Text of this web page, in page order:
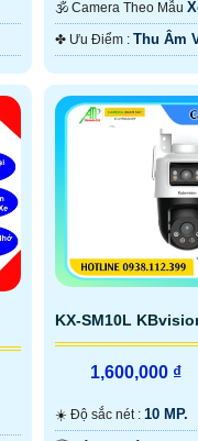
🕉️ Camera Theo Mẫu
️✤ Ưu Điểm : Thu Âm
KX-SM10L
1,600,000 ₫
☀️ Độ sắc nét : 10 MP.